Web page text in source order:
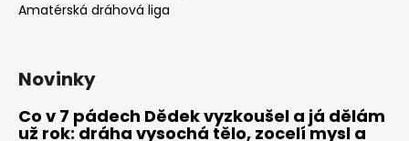
Amatérská dráhová liga
Novinky
Co v 7 pádech Dědek vyzkoušel a já dělám
už rok: dráha vysochá tělo, zocelí mysl a